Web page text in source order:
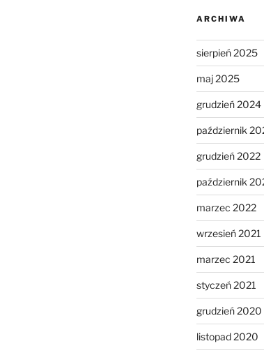
ARCHIWA
sierpień 2025
maj 2025
grudzień 2024
październik
grudzień 2022
październik
marzec 2022
wrzesień 2021
marzec 2021
styczeń 2021
grudzień 2020
listopad 2020